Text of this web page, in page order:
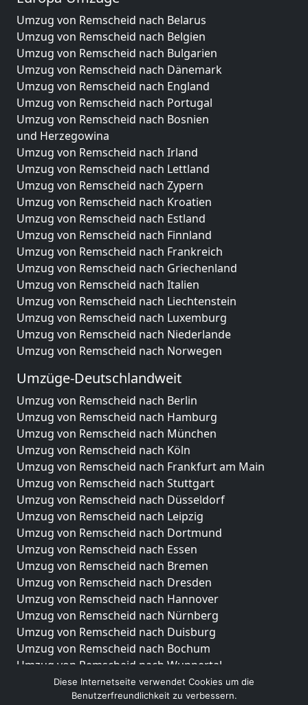
Umzug von Remscheid nach Belarus
Umzug von Remscheid nach Belgien
Umzug von Remscheid nach Bulgarien
Umzug von Remscheid nach Dänemark
Umzug von Remscheid nach England
Umzug von Remscheid nach Portugal
Umzug von Remscheid nach Bosnien
und Herzegowina
Umzug von Remscheid nach Irland
Umzug von Remscheid nach Lettland
Umzug von Remscheid nach Zypern
Umzug von Remscheid nach Kroatien
Umzug von Remscheid nach Estland
Umzug von Remscheid nach Finnland
Umzug von Remscheid nach Frankreich
Umzug von Remscheid nach Griechenland
Umzug von Remscheid nach Italien
Umzug von Remscheid nach Liechtenstein
Umzug von Remscheid nach Luxemburg
Umzug von Remscheid nach Niederlande
Umzug von Remscheid nach Norwegen
Umzüge-Deutschlandweit
Umzug von Remscheid nach Berlin
Umzug von Remscheid nach Hamburg
Umzug von Remscheid nach München
Umzug von Remscheid nach Köln
Umzug von Remscheid nach Frankfurt am Main
Umzug von Remscheid nach Stuttgart
Umzug von Remscheid nach Düsseldorf
Umzug von Remscheid nach Leipzig
Umzug von Remscheid nach Dortmund
Umzug von Remscheid nach Essen
Umzug von Remscheid nach Bremen
Umzug von Remscheid nach Dresden
Umzug von Remscheid nach Hannover
Umzug von Remscheid nach Nürnberg
Umzug von Remscheid nach Duisburg
Umzug von Remscheid nach Bochum
Umzug von Remscheid nach Wuppertal
Umzug von Remscheid nach Bielefeld
Umzug von Remscheid nach Bonn
Diese Internetseite verwendet Cookies um die
Benutzerfreundlichkeit zu verbessern.